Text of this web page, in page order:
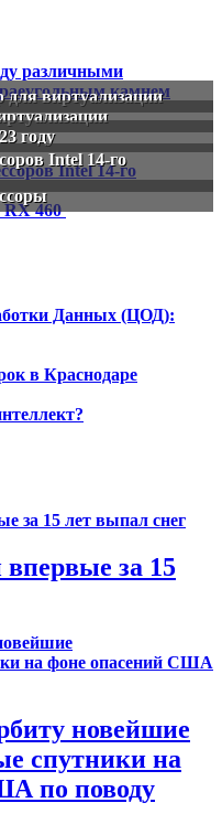
виртуализации
году
Intel 14-го
Данных (ЦОД):
в Краснодаре
за 15
новейшие
спутники на
по поводу